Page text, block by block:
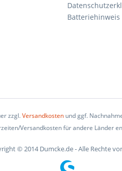
Batteriehinweis
zzgl.Versandkostenund ggf.
Versandkosten für andere Länder
© 2014 Dumcke.de - Alle Rechte